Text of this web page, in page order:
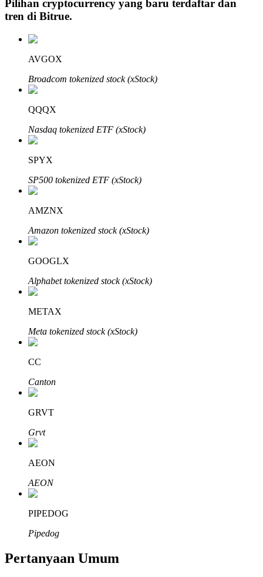
Investasi Otomatis
Raih keuntungan jangka panjang dan kepentingan fleksibel
Pelajari Staking
Pelajari tentang mendapatkan penghasilan pasif
Bitrue
AI
Mitra Bitrue
Pilihan cryptocurrency yang baru terdaftar dan
tren di Bitrue.
AVGOX
Broadcom tokenized stock (xStock)
QQQX
Nasdaq tokenized ETF (xStock)
SPYX
SP500 tokenized ETF (xStock)
AMZNX
Amazon tokenized stock (xStock)
GOOGLX
Alphabet tokenized stock (xStock)
METAX
Meta tokenized stock (xStock)
CC
Canton
GRVT
Grvt
AEON
AEON
PIPEDOG
Pipedog
Pertanyaan Umum